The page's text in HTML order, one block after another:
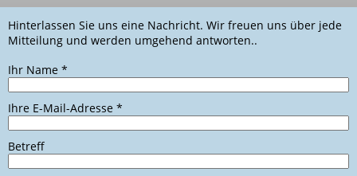
Hinterlassen Sie uns eine Nachricht. Wir freuen uns über jede
Mitteilung und werden umgehend antworten..
Ihr Name *
Ihre E-Mail-Adresse *
Betreff